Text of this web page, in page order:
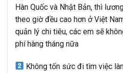
Hàn Quốc và Nhật Bản, thì
theo giờ đều cao hơn ở Việt
quản lý chi tiêu, các em sẽ
phí hàng tháng nữa
Không tốn sức đi tìm việc